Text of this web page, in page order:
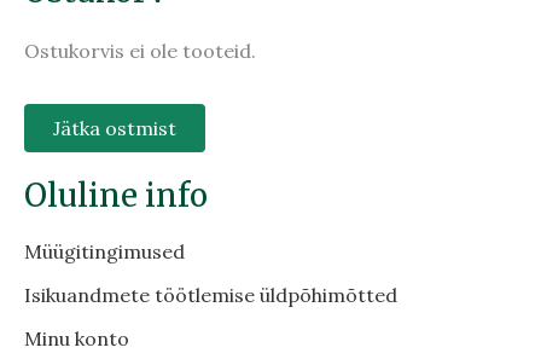
Ostukorvis ei ole tooteid.
Jätka ostmist
Oluline info
Müügitingimused
Isikuandmete töötlemise üldpõhimõtted
Minu konto